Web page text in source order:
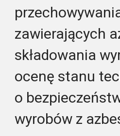
zawierających
składowania
ocenę stanu
o
wyrobów z